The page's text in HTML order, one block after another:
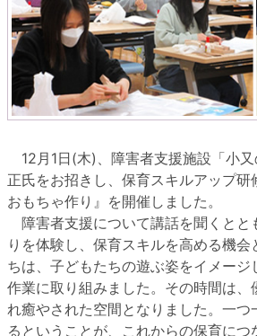
12月1日(木)、障害者支援施設「小
正氏をお招きし、保育スキルアップ
おもちゃ作り』を開催しました。
障害者支援について講話を聞くとと
りを体験し、保育スキルを高める機会
ちは、子どもたちの遊ぶ姿をイメー
作業に取り組みました。その時間は、
れ癒やされた空間となりました。一つ
るということが、これからの保育につ